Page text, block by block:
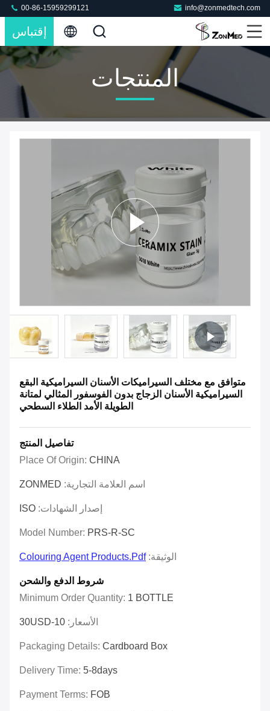
info@zonmedtech.com
00-86-15959299121
إقتباس
المنتجات
متوافق مع مختلف السيراميكات الأسنان السيراميكية البقع
السيراميكية الأسنان الزجاج بدون الفوسفور المثالي لمتانة
الطويلة الأمد الطلاء السطحي
تفاصيل المنتج
Place Of Origin: CHINA
اسم العلامة التجارية: ZONMED
إصدار الشهادات: ISO
Model Number: PRS-R-SC
الوثيقة:Colouring Agent Products.pdf
شروط الدفع والشحن
Minimum Order Quantity: 1 BOTTLE
الأسعار: 10-30USD
Packaging Details: Cardboard Box
Delivery Time: 5-8days
Payment Terms: FOB